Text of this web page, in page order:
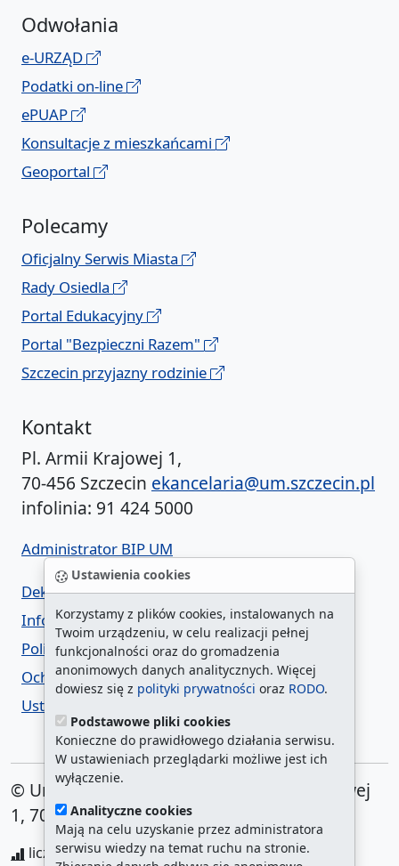
Ustawienia cookies
Korzystamy z plików cookies, instalowanych na
Twoim urządzeniu, w celu realizacji pełnej
funkcjonalności oraz do gromadzenia
anonimowych danych analitycznych. Więcej
dowiesz się z polityki prywatności oraz RODO.
Podstawowe pliki cookies
Konieczne do prawidłowego działania serwisu.
W ustawieniach przeglądarki możliwe jest ich
wyłączenie.
Analityczne cookies
Mają na celu uzyskanie przez administratora
serwisu wiedzy na temat ruchu na stronie.
Odwołania
e-URZĄD
Podatki on-line
ePUAP
Konsultacje z mieszkańcami
Geoportal
Polecamy
Oficjalny Serwis Miasta
Rady Osiedla
Portal Edukacyjny
Portal "Bezpieczni Razem"
Szczecin przyjazny rodzinie
Kontakt
Pl. Armii Krajowej 1,
70-456 Szczecin ekancelaria@um.szczecin.pl
infolinia: 91 424 5000
Administrator BIP UM
Deklaracja dostępności
Informacja o urzędzie w ETR
Polityka prywatności
Ochrona danych osobowych
Ustawienia cookies
© Urząd Miasta Szczecin. Plac Armii Krajowej
1, 70-456 Szczecin
liczba wyświetleń:208714705/ aktualna strona: